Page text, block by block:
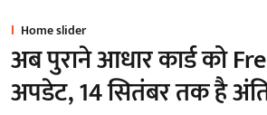
Home slider
अब पुराने आधार कार्ड को
अपडेट, 14 सितंबर तक है